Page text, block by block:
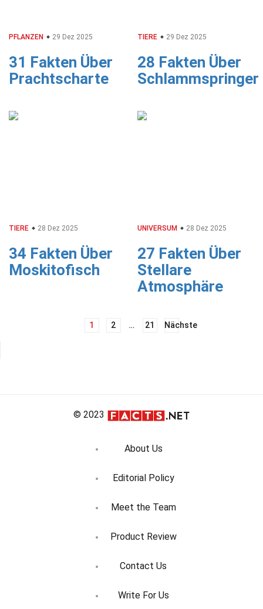
PFLANZEN 29 Dez 2025
31 Fakten Über
Prachtscharte
TIERE 29 Dez 2025
28 Fakten Über
Schlammspringer
TIERE 28 Dez 2025
34 Fakten Über
Moskitofisch
UNIVERSUM 28 Dez 2025
27 Fakten Über
Stellare
Atmosphäre
1 2 … 21 Nächste
© 2023
About Us
Editorial Policy
Meet the Team
Product Review
Contact Us
Write For Us